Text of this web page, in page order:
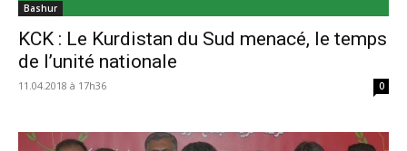
Bashur
KCK : Le Kurdistan du Sud menacé, le temps
de l’unité nationale
11.04.2018 à 17h36 0